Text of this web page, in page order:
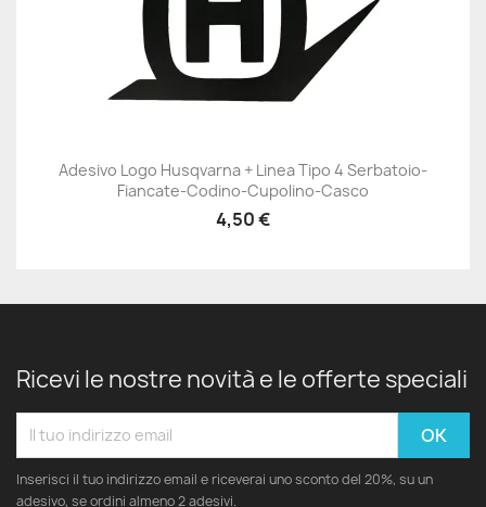
Adesivo Logo Husqvarna + Linea Tipo 4 Serbatoio-
Fiancate-Codino-Cupolino-Casco
4,50 €
Ricevi le nostre novità e le offerte speciali
Inserisci il tuo indirizzo email e riceverai uno sconto del 20%, su un
adesivo, se ordini almeno 2 adesivi.